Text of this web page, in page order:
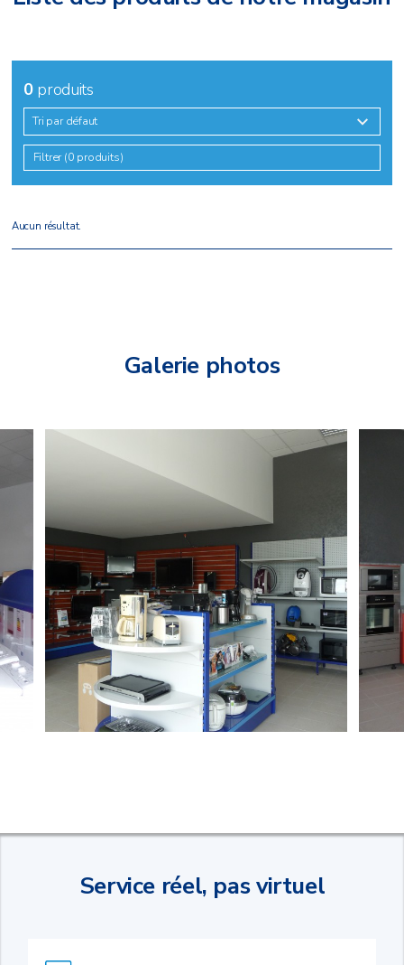
0produits
Tri par défaut
Filtrer (0 produits)
Aucun résultat.
Galerie photos
Service réel, pas virtuel